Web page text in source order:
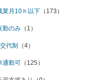
業月10ｈ以下 （173）
勤のみ （1）
代制 （4）
通勤可 （125）